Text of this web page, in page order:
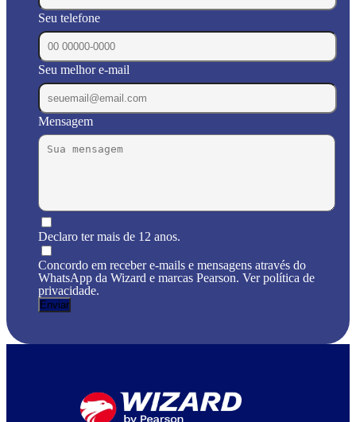
Seu telefone
Seu melhor e-mail
Mensagem
Declaro ter mais de 12 anos.
Concordo em receber e-mails e mensagens através do
WhatsApp da Wizard e marcas Pearson. Ver política de
privacidade.